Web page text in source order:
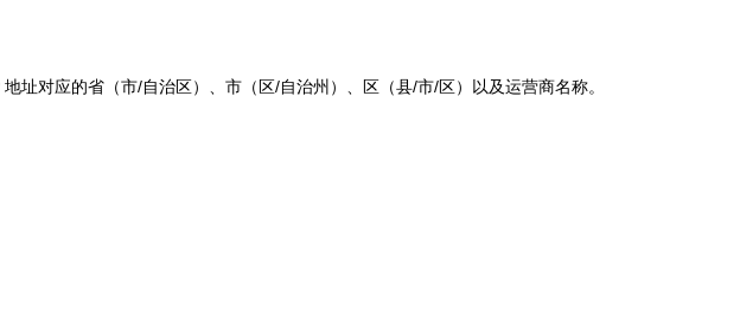
对应的省（市/自治区）、市（区/自治州）、区（县/市/区）以及运营商名称。